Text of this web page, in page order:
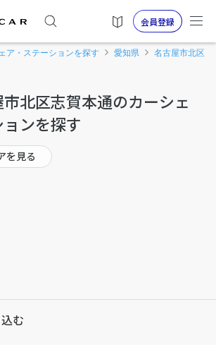
会員登録
ア・ステーションを探す 愛知県
名古屋市北区
北区志賀本通のカーシェ
ンを探す
を見る
む